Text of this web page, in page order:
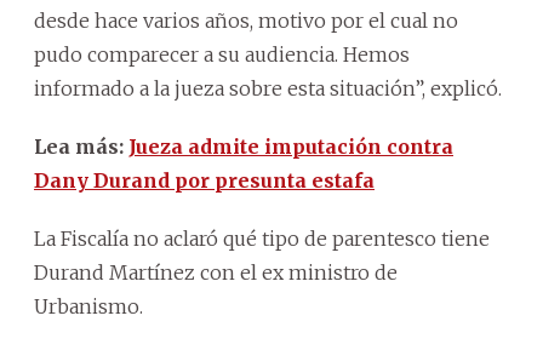
desde hace varios años, motivo por el cual no
pudo comparecer a su audiencia. Hemos
informado a la jueza sobre esta situación”, explicó.
Lea más: Jueza admite imputación contra
Dany Durand por presunta estafa
La Fiscalía no aclaró qué tipo de parentesco tiene
Durand Martínez con el ex ministro de
Urbanismo.